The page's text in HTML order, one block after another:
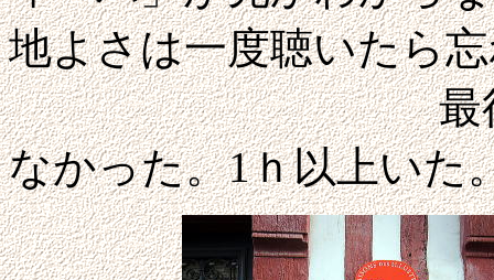
地よさは一度聴いたら
最後のフィル
なかった。1ｈ以上いた